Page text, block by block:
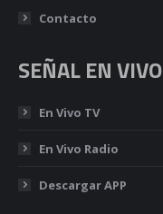
Contacto
SEÑAL EN VIVO
En Vivo TV
En Vivo Radio
Descargar APP